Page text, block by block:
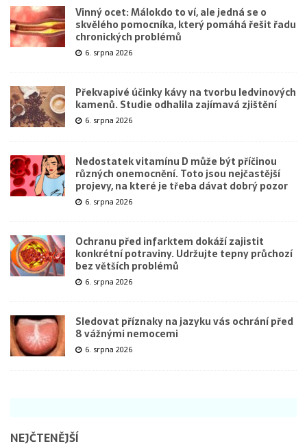
Vinný ocet: Málokdo to ví, ale jedná se o
skvělého pomocníka, který pomáhá řešit řadu
chronických problémů
6. srpna 2026
Překvapivé účinky kávy na tvorbu ledvinových
kamenů. Studie odhalila zajímavá zjištění
6. srpna 2026
Nedostatek vitamínu D může být příčinou
různých onemocnění. Toto jsou nejčastější
projevy, na které je třeba dávat dobrý pozor
6. srpna 2026
Ochranu před infarktem dokáží zajistit
konkrétní potraviny. Udržujte tepny průchozí
bez větších problémů
6. srpna 2026
Sledovat příznaky na jazyku vás ochrání před
8 vážnými nemocemi
6. srpna 2026
NEJČTENĚJŠÍ